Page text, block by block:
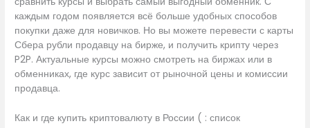
каждым годом появляется всё больше удобных способов
покупки даже для новичков. Но вы можете перевести с карты
Сбера рубли продавцу на бирже, и получить крипту через
P2P. Актуальные курсы можно смотреть на биржах или в
обменниках, где курс зависит от рыночной цены и комиссии
продавца.
Как и где купить криптовалюту в России ( : список